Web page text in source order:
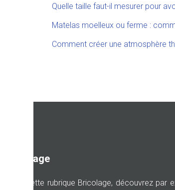
Quelle taille faut-il mesurer pour
Matelas moelleux ou ferme :
Comment créer une atmosphère
Bricolage
Dans cette rubrique Bricolage, découvrez